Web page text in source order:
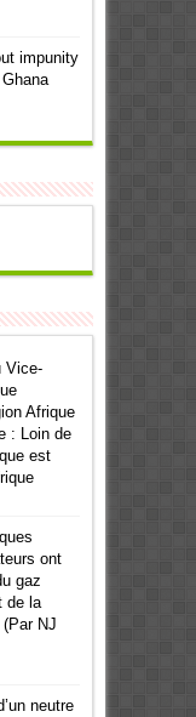
impunity
Vice-
Afrique
: Loin de
est
ont
gaz
de la
NJ
neutre